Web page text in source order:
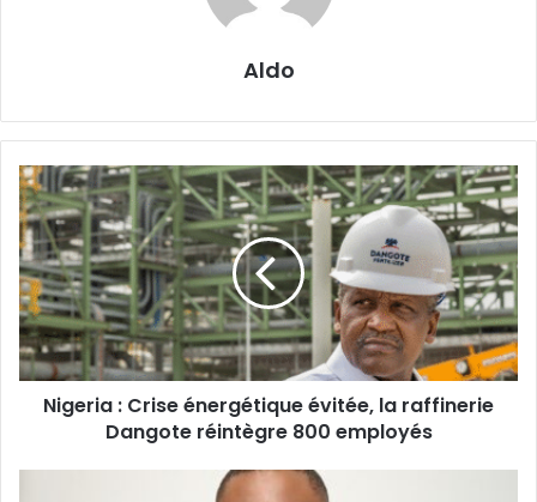
Aldo
Nigeria
:
Crise
énergétique
évitée,
la
raffinerie
Dangote
réintègre
800Nigeria : Crise énergétique évitée, la raffinerie
Dangote réintègre 800 employés